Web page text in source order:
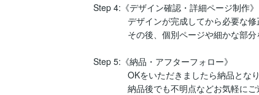
Step 4:《デザイン確認・詳細ページ制作》
デザインが完成してから必要な修正
その後、個別ページや細かな部分を
Step 5:《納品・アフターフォロー》
OKをいただきましたら納品となり
納品後でも不明点などお気軽にご連